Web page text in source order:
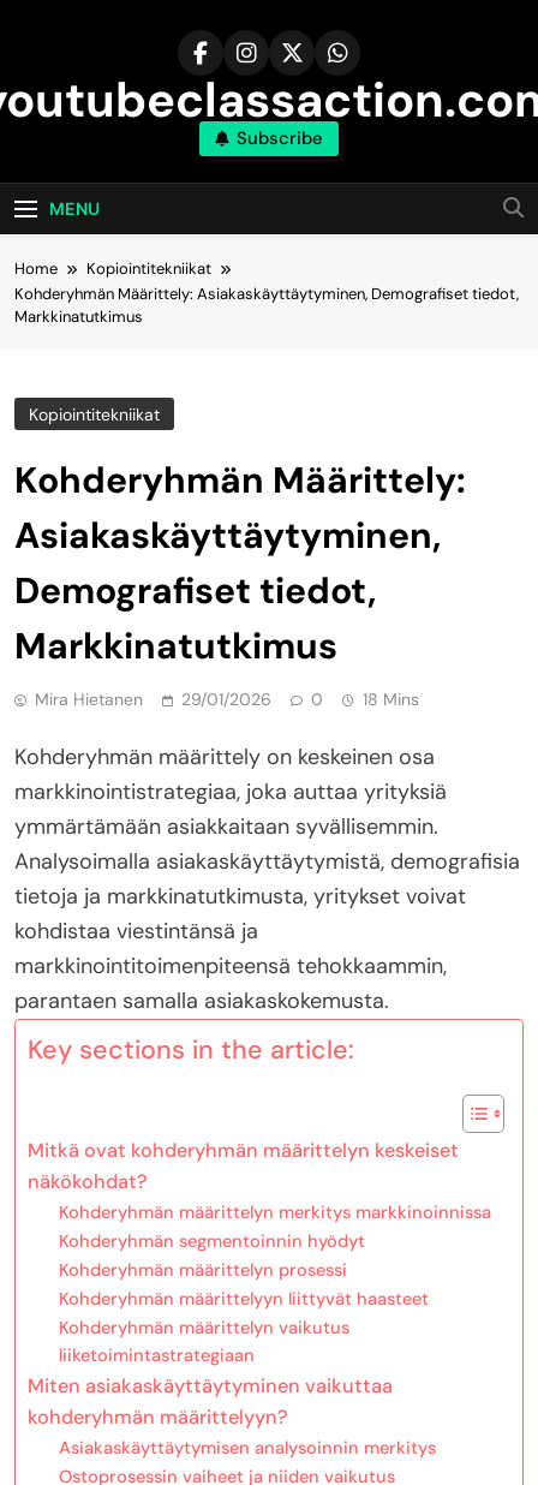
Subscribe
MENU
Home
Kopiointitekniikat
Kohderyhmän Määrittely: Asiakaskäyttäytyminen, Demografiset tiedot,
Markkinatutkimus
Kopiointitekniikat
Kohderyhmän Määrittely:
Asiakaskäyttäytyminen,
Demografiset tiedot,
Markkinatutkimus
Mira Hietanen 29/01/2026 0 18 Mins
Kohderyhmän määrittely on keskeinen osa
markkinointistrategiaa, joka auttaa yrityksiä
ymmärtämään asiakkaitaan syvällisemmin.
Analysoimalla asiakaskäyttäytymistä, demografisia
tietoja ja markkinatutkimusta, yritykset voivat
kohdistaa viestintänsä ja
markkinointitoimenpiteensä tehokkaammin,
parantaen samalla asiakaskokemusta.
Key sections in the article:
Mitkä ovat kohderyhmän määrittelyn keskeiset
näkökohdat?
Kohderyhmän määrittelyn merkitys markkinoinnissa
Kohderyhmän segmentoinnin hyödyt
Kohderyhmän määrittelyn prosessi
Kohderyhmän määrittelyyn liittyvät haasteet
Kohderyhmän määrittelyn vaikutus
liiketoimintastrategiaan
Miten asiakaskäyttäytyminen vaikuttaa
kohderyhmän määrittelyyn?
Asiakaskäyttäytymisen analysoinnin merkitys
Ostoprosessin vaiheet ja niiden vaikutus